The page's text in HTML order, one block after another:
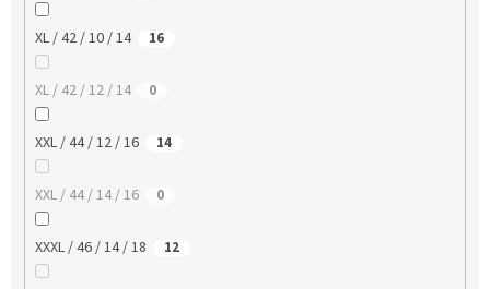
XL / 42 / 10 / 14 16
XL / 42 / 12 / 14 0
XXL / 44 / 12 / 16 14
XXL / 44 / 14 / 16 0
XXXL / 46 / 14 / 18 12